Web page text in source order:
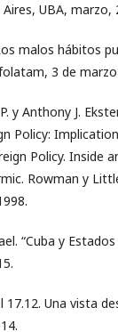
UBA, marzo,
malos hábitos
3 de
y Anthony J.
Policy:
Policy. Inside
Rowman y
“Cuba y
17.12. Una vista